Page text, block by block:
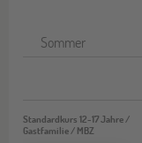
Sommer
Standardkurs 12-17 Jahre /
Gastfamilie / MBZ